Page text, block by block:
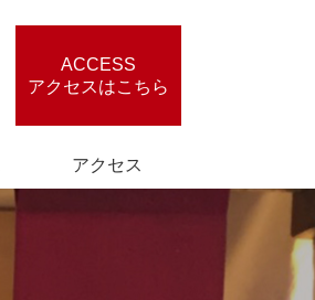
ACCESS
アクセスはこちら
アクセス